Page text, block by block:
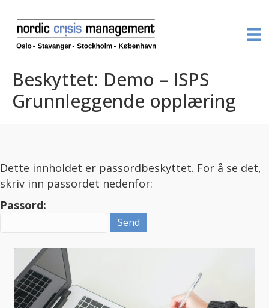
Beskyttet: Demo – ISPS
Grunnleggende opplæring
Dette innholdet er passordbeskyttet. For å se det,
skriv inn passordet nedenfor:
Passord: